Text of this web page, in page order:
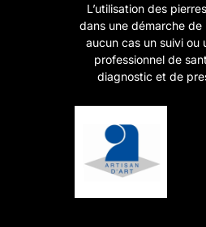
L’utilisation des
dans une démarche
aucun cas un suivi ou
professionnel de
diagnostic et de